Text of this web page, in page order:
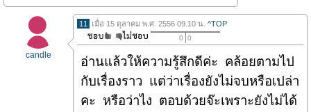
candle
11 เมื่อ 15 ตุลาคม พ.ศ. 2556 09.10 น. ^TOP
0 0
อ่านแล้วให้ความรู้สึกดีค่ะ คล้อยตามไป
กับเรื่องราว แต่ว่าเรื่องยังไม่จบหรือเปล่า
คะ หรือว่าไง ตอบด้วยจ๊ะเพราะยังไม่ได้